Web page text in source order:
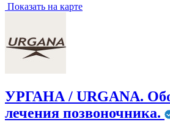
Показать на карте
УРГАНА / URGANA.
лечения позвоночника.